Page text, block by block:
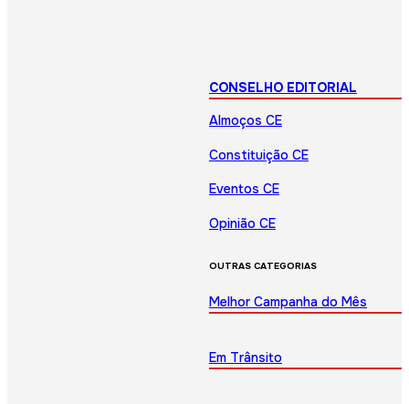
CONSELHO EDITORIAL
Almoços CE
Constituição CE
Eventos CE
Opinião CE
OUTRAS CATEGORIAS
Melhor Campanha do Mês
Em Trânsito